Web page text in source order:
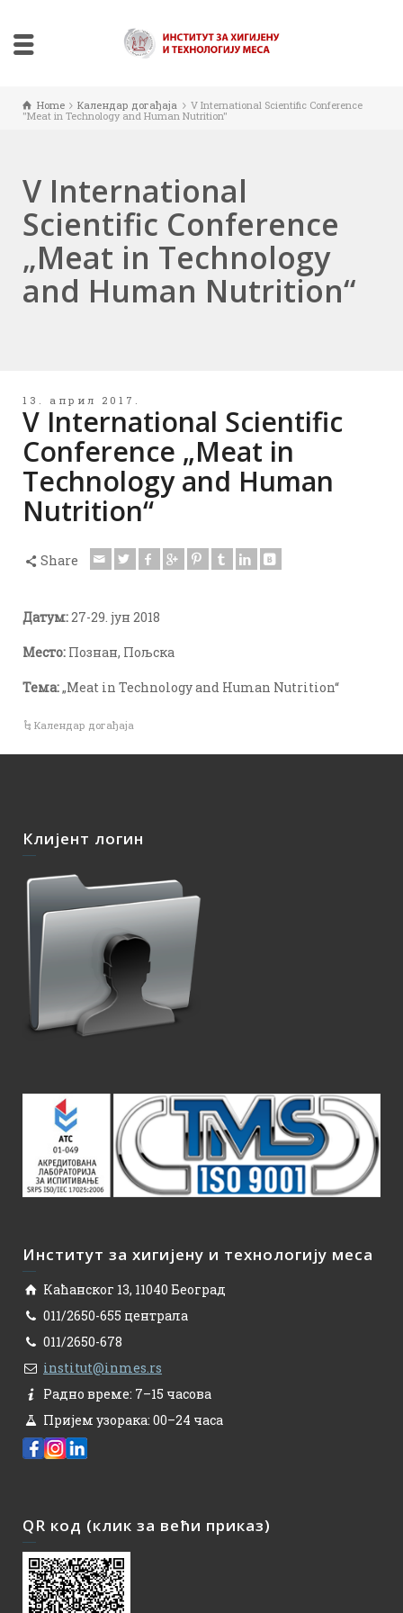
Home Календар догађаја
V International Scientific Conference
"Meat in Technology and Human Nutrition"
V International
Scientific Conference
„Meat in Technology
and Human Nutrition“
13. април 2017.
V International Scientific
Conference „Meat in
Technology and Human
Nutrition“
Share
Датум:27-29. jун 2018
Место: Познан, Пољска
Тема:„Meat in Technology and Human Nutrition“
Календар догађаја
Клијент логин
Институт за хигијену и технологију меса
Каћанског 13, 11040 Београд
011/2650-655 централа
011/2650-678
institut@inmes.rs
Радно време: 7–15 часова
Пријем узорака: 00–24 часа
QR код (клик за већи приказ)